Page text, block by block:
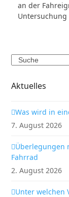
an der
Search
Aktuelles
Was wird in
7. August 2026
Überlegungen
Fahrrad
2. August 2026
Unter welchen